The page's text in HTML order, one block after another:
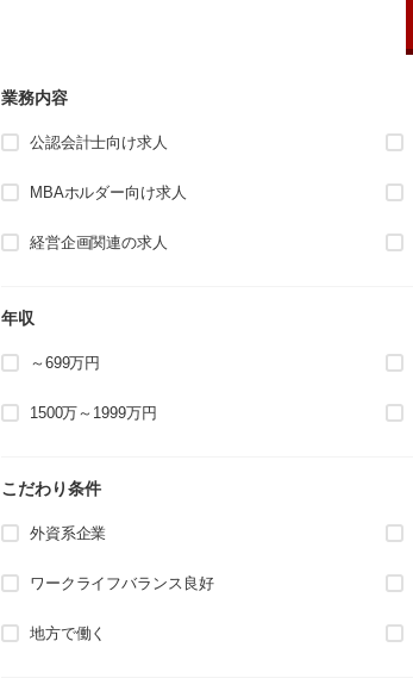
業務内容
公認会計士向け求人
MBAホルダー向け求人
経営企画関連の求人
年収
～699万円
1500万～1999万円
こだわり条件
外資系企業
ワークライフバランス良好
地方で働く